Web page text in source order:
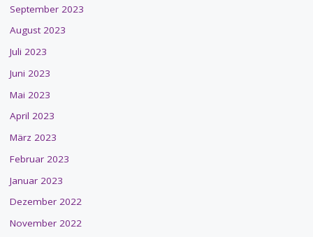
September 2023
August 2023
Juli 2023
Juni 2023
Mai 2023
April 2023
März 2023
Februar 2023
Januar 2023
Dezember 2022
November 2022